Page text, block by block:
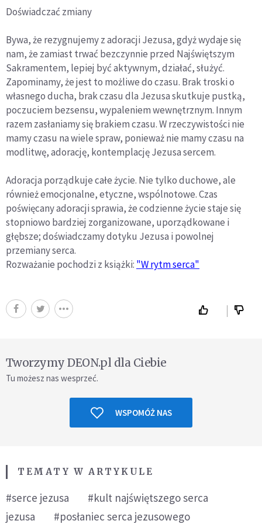
Doświadczać zmiany
Bywa, że rezygnujemy z adoracji Jezusa, gdyż wydaje się
nam, że zamiast trwać bezczynnie przed Najświętszym
Sakramentem, lepiej być aktywnym, działać, służyć.
Zapominamy, że jest to możliwe do czasu. Brak troski o
własnego ducha, brak czasu dla Jezusa skutkuje pustką,
poczuciem bezsensu, wypaleniem wewnętrznym. Innym
razem zasłaniamy się brakiem czasu. W rzeczywistości nie
mamy czasu na wiele spraw, ponieważ nie mamy czasu na
modlitwę, adorację, kontemplację Jezusa sercem.
Adoracja porządkuje całe życie. Nie tylko duchowe, ale
również emocjonalne, etyczne, wspólnotowe. Czas
poświęcany adoracji sprawia, że codzienne życie staje się
stopniowo bardziej zorganizowane, uporządkowane i
głębsze; doświadczamy dotyku Jezusa i powolnej
przemiany serca.
Rozważanie pochodzi z książki: "W rytm serca"
Tworzymy DEON.pl dla Ciebie
Tu możesz nas wesprzeć.
WSPOMÓŻ NAS
TEMATY W ARTYKULE
#serce jezusa
#kult najświętszego serca
jezusa
#posłaniec serca jezusowego